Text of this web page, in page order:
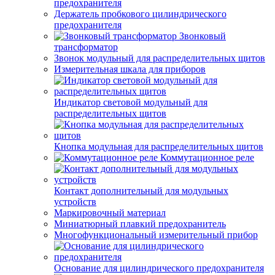
предохранителя
Держатель пробкового цилиндрического
предохранителя
Звонковый
трансформатор
Звонок модульный для распределительных щитов
Измерительная шкала для приборов
Индикатор световой модульный для
распределительных щитов
Кнопка модульная для распределительных щитов
Коммутационное реле
Контакт дополнительный для модульных
устройств
Маркировочный материал
Миниатюрный плавкий предохранитель
Многофункциональный измерительный прибор
Основание для цилиндрического предохранителя